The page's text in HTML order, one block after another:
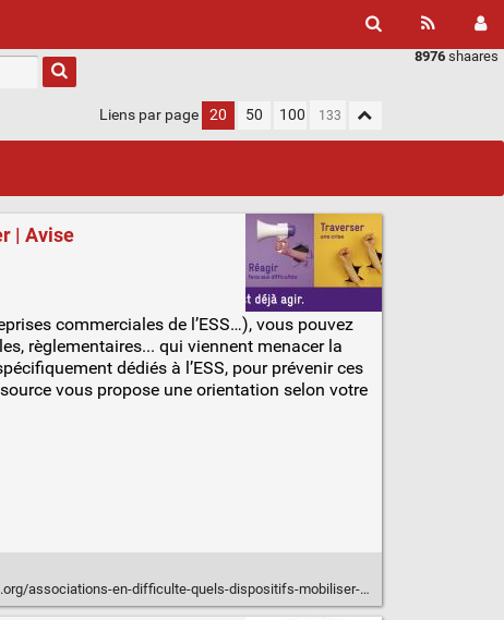
8976 shaares
Liens par page 20 50 100
| Avise
commerciales de l’ESS…), vous pouvez
règlementaires... qui viennent menacer la
dédiés à l’ESS, pour prévenir ces
vous propose une orientation selon votre
en-difficulte-quels-dispositifs-mobiliser-selon-vos-besoins